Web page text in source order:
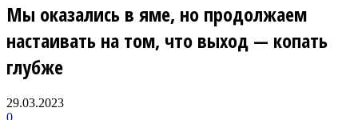
Мы оказались в яме, но продолжаем
настаивать на том, что выход — копать
глубже
29.03.2023